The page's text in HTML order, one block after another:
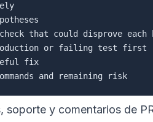
soporte y comentarios de